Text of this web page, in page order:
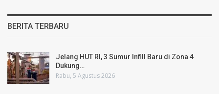
BERITA TERBARU
Jelang HUT RI, 3 Sumur Infill Baru di Zona 4
Dukung…
Rabu, 5 Agustus 2026